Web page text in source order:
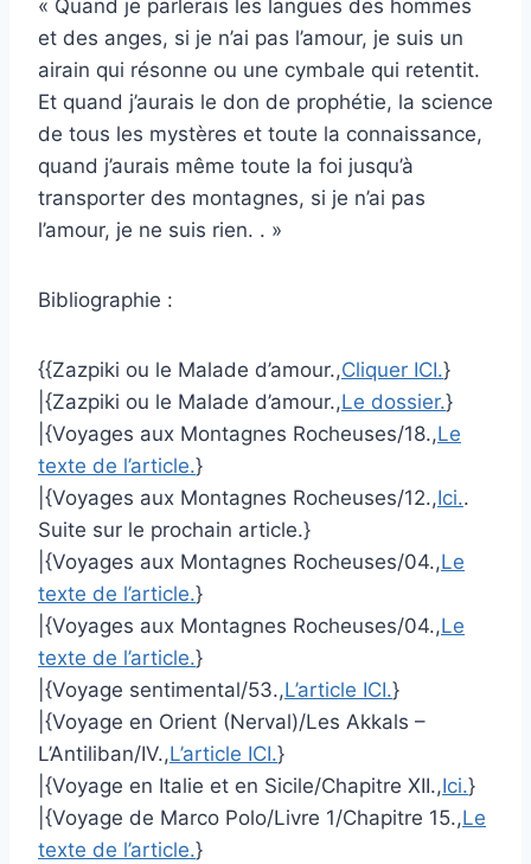
« Quand je parlerais les langues des hommes
et des anges, si je n’ai pas l’amour, je suis un
airain qui résonne ou une cymbale qui retentit.
Et quand j’aurais le don de prophétie, la science
de tous les mystères et toute la connaissance,
quand j’aurais même toute la foi jusqu’à
transporter des montagnes, si je n’ai pas
l’amour, je ne suis rien. . »
Bibliographie :
{{Zazpiki ou le Malade d’amour.,Cliquer ICI.}
|{Zazpiki ou le Malade d’amour.,Le dossier.}
|{Voyages aux Montagnes Rocheuses/18.,Le
texte de l’article.}
|{Voyages aux Montagnes Rocheuses/12.,Ici..
Suite sur le prochain article.}
|{Voyages aux Montagnes Rocheuses/04.,Le
texte de l’article.}
|{Voyages aux Montagnes Rocheuses/04.,Le
texte de l’article.}
|{Voyage sentimental/53.,L’article ICI.}
|{Voyage en Orient (Nerval)/Les Akkals –
L’Antiliban/IV.,L’article ICI.}
|{Voyage en Italie et en Sicile/Chapitre XII.,Ici.}
|{Voyage de Marco Polo/Livre 1/Chapitre 15.,Le
texte de l’article.}